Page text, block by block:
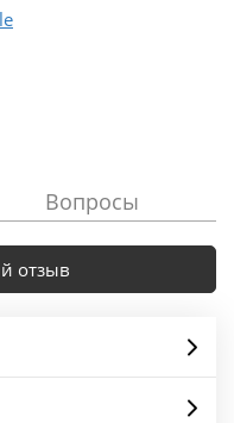
Вопросы
отзыв